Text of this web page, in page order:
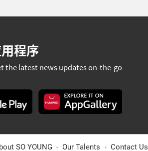
程序
the latest news updates on-the-go
SO YOUNG Our Talents Contact Us